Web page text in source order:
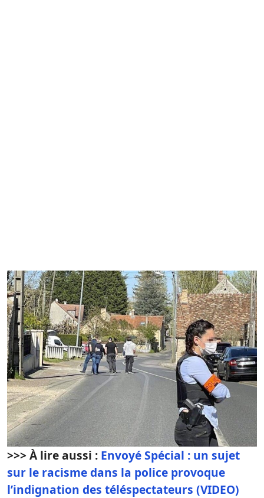
>>> À lire aussi : Envoyé Spécial : un sujet
sur le racisme dans la police provoque
l’indignation des téléspectateurs (VIDEO)